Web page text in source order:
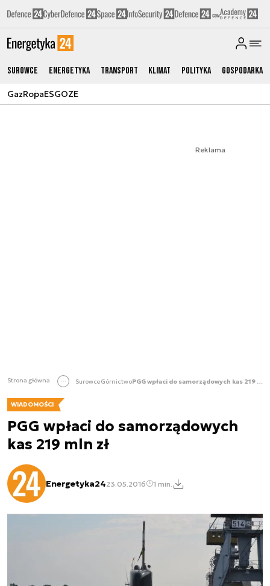
Surowce Energetyka Transport Klimat Polityka Gospodarka
GazRopaESGOZE
Reklama
Strona główna SurowceGórnictwo PGG wpłaci do samorządowych kas 219 mln zł
WIADOMOŚCI
PGG wpłaci do samorządowych
kas 219 mln zł
Energetyka2423.05.2016 1 min.